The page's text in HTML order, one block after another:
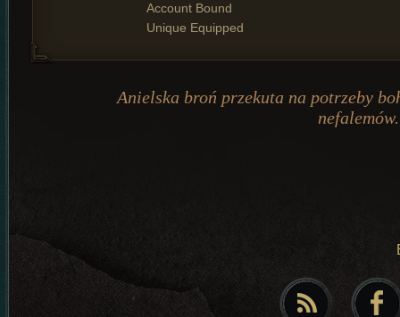
Account Bound
Unique Equipped
Anielska broń przekuta na potrzeby
nefalemów.